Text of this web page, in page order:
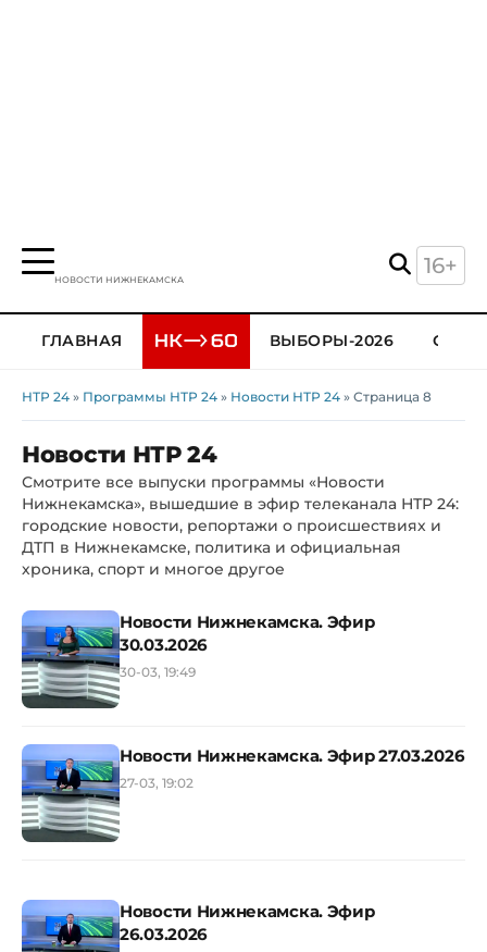
НОВОСТИ НИЖНЕКАМСКА
16+
ГЛАВНАЯ ВЫБОРЫ-2026
НТР 24 » Программы НТР 24 » Новости НТР 24 » Страница 8
Новости НТР 24
Смотрите все выпуски программы «Новости
Нижнекамска», вышедшие в эфир телеканала НТР 24:
городские новости, репортажи о происшествиях и
ДТП в Нижнекамске, политика и официальная
хроника, спорт и многое другое
Новости Нижнекамска. Эфир
30.03.2026
30-03, 19:49
Новости Нижнекамска. Эфир 27.03.2026
27-03, 19:02
Новости Нижнекамска. Эфир
26.03.2026